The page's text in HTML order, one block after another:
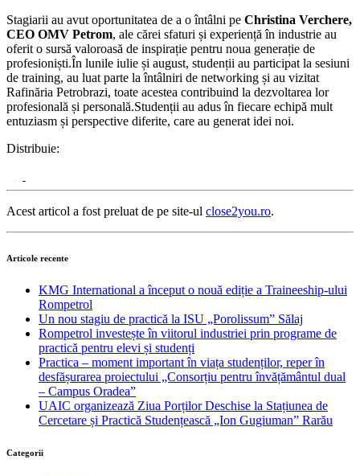
Stagiarii au avut oportunitatea de a o întâlni pe Christina Verchere,
CEO OMV Petrom, ale cărei sfaturi și experiență în industrie au
oferit o sursă valoroasă de inspirație pentru noua generație de
profesioniști.În lunile iulie și august, studenții au participat la sesiuni
de training, au luat parte la întâlniri de networking și au vizitat
Rafinăria Petrobrazi, toate acestea contribuind la dezvoltarea lor
profesională și personală.Studenții au adus în fiecare echipă mult
entuziasm și perspective diferite, care au generat idei noi.
Distribuie:
Acest articol a fost preluat de pe site-ul close2you.ro.
Articole recente
KMG International a început o nouă ediție a Traineeship-ului
Rompetrol
Un nou stagiu de practică la ISU „Porolissum” Sălaj
Rompetrol investește în viitorul industriei prin programe de
practică pentru elevi și studenți
Practica – moment important în viața studenților, reper în
desfășurarea proiectului „Consorțiu pentru învățământul dual
– Campus Oradea”
UAIC organizează Ziua Porților Deschise la Stațiunea de
Cercetare și Practică Studențească „Ion Gugiuman” Rarău
Categorii